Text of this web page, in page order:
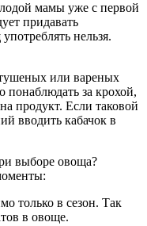
мамы уже с первой
придавать
нельзя.
тушеных или вареных
понаблюдать за крохой,
продукт. Если таковой
вводить кабачок в
выборе овоща?
только в сезон. Так
в овоще.